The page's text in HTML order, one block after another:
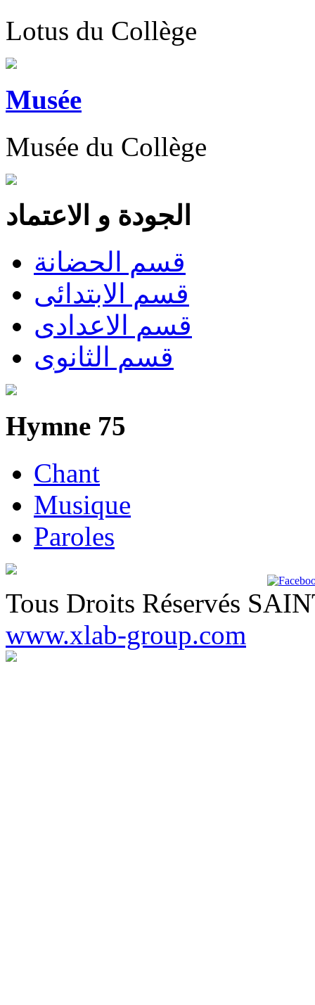
Lotus du Collège
Musée
Musée du Collège
الجودة و الاعتماد
قسم الحضانة
قسم الابتدائى
قسم الاعدادى
قسم الثانوى
Hymne 75
Chant
Musique
Paroles
Tous Droits Réservés
www.xlab-group.com